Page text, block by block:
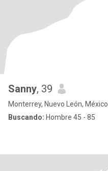
Sanny, 39
Monterrey, Nuevo León, México
Buscando: Hombre 45 - 85